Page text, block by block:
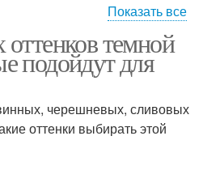
помада
Вишневая помада
Показать все
темной
подойдут для
черешневых, сливовых
оттенки выбирать этой